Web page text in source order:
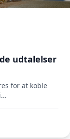
udtalelser
for at koble